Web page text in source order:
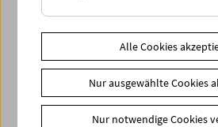
< zurück zur Übersicht
Alle Cookies
Nur ausgewählte Cookies
Nur notwendige Cookies